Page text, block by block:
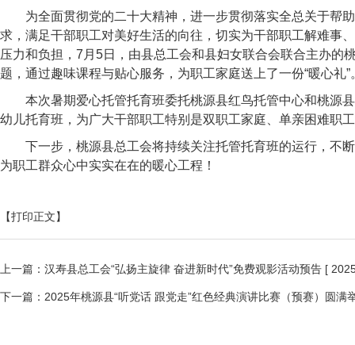
为全面贯彻党的二十大精神，进一步贯彻落实全总关于帮
求，满足干部职工对美好生活的向往，切实为干部职工解难事
压力和负担，7月5日，由县总工会和县妇女联合会联合主办的
题，通过趣味课程与贴心服务，为职工家庭送上了一份“暖心礼”
本次暑期爱心托管托育班委托桃源县红鸟托管中心和桃源
幼儿托育班，为广大干部职工特别是双职工家庭、单亲困难职
下一步，桃源县总工会将持续关注托管托育班的运行，不
为职工群众心中实实在在的暖心工程！
【打印正文】
上一篇： 汉寿县总工会“弘扬主旋律 奋进新时代”免费观影活动预告 [
下一篇： 2025年桃源县“听党话 跟党走”红色经典演讲比赛（预赛）圆满